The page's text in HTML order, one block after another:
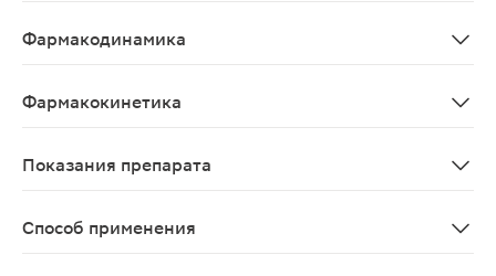
Фармакодинамика
Фармакокинетика
Показания препарата
Способ применения